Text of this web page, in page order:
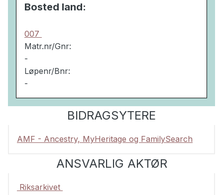
Bosted land:
007
Matr.nr/Gnr:
-
Løpenr/Bnr:
-
BIDRAGSYTERE
AMF - Ancestry, MyHeritage og FamilySearch
ANSVARLIG AKTØR
Riksarkivet